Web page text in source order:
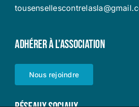
Adhérer à l’Association
Nous rejoindre